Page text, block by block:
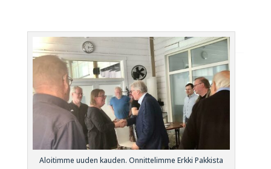
Aloitimme uuden kauden. Onnittelimme Erkki Pakkista